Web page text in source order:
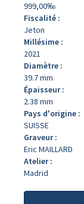
999,00‰
Fiscalité :
Jeton
Millésime :
2021
Diamètre :
39.7 mm
Épaisseur :
2.38 mm
Pays d'origine :
SUISSE
Graveur :
Eric MAILLARD
Atelier :
Madrid